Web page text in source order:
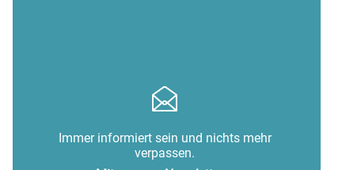
Immer informiert sein und nichts mehr
verpassen.